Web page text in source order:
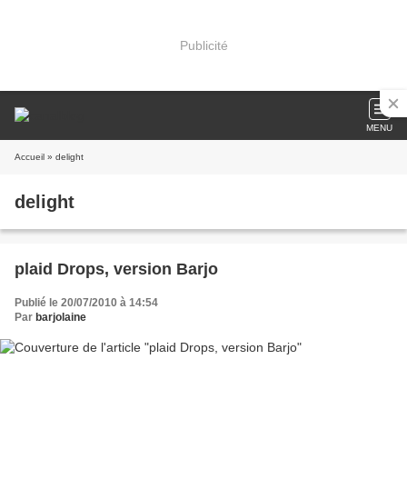
Publicité
MENU
Accueil » delight
delight
plaid Drops, version Barjo
Publié le 20/07/2010 à 14:54
Par barjolaine